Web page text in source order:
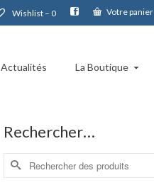
Wishlist – 0 Votre panier
Actualités La Boutique
Rechercher…
Rechercher :